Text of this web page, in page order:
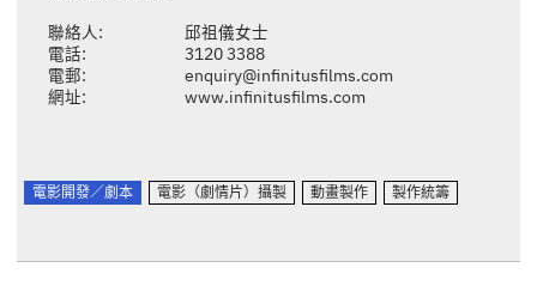
聯絡人:
邱祖儀女士
電話:
3120 3388
電郵:
enquiry@infinitusfilms.com
網址:
www.infinitusfilms.com
電影開發／劇本 電影（劇情片）攝製 動畫製作 製作統籌